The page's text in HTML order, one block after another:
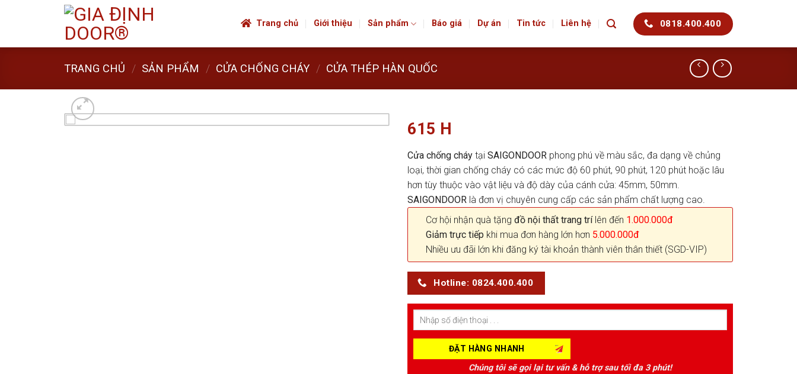
Trang chủ Giới thiệu Sản phẩm Báo giá Dự án Tin tức Liên hệ 0818.400.400
TRANG CHỦ / SẢN PHẨM / CỬA CHỐNG CHÁY / CỬA THÉP HÀN QUỐC
615 H
Cửa chống cháy tại SAIGONDOOR phong phú về màu sắc, đa dạng về chủng
loại, thời gian chống cháy có các mức độ 60 phút, 90 phút, 120 phút hoặc lâu
hơn tùy thuộc vào vật liệu và độ dày của cánh cửa: 45mm, 50mm.
SAIGONDOOR là đơn vị chuyên cung cấp các sản phẩm chất lượng cao.
Cơ hội nhận quà tặng đồ nội thất trang trílên đến 1.000.000đ
Giảm trực tiếp khi mua đơn hàng lớn hơn 5.000.000đ
Nhiều ưu đãi lớn khi đăng ký tài khoản thành viên thân thiết (SGD-VIP)
Hotline: 0824.400.400
Chúng tôi sẽ gọi lại tư vấn & hỗ trợ sau tối đa 3 phút!